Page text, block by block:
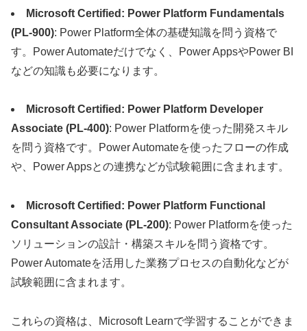
Microsoft Certified: Power Platform Fundamentals
(PL-900): Power Platform全体の基礎知識を問う資格で
す。Power Automateだけでなく、Power AppsやPower BI
などの知識も必要になります。
Microsoft Certified: Power Platform Developer
Associate (PL-400): Power Platformを使った開発スキル
を問う資格です。Power Automateを使ったフローの作成
や、Power Appsとの連携などが試験範囲に含まれます。
Microsoft Certified: Power Platform Functional
Consultant Associate (PL-200): Power Platformを使った
ソリューションの設計・構築スキルを問う資格です。
Power Automateを活用した業務プロセスの自動化などが
試験範囲に含まれます。
これらの資格は、Microsoft Learnで学習することができま